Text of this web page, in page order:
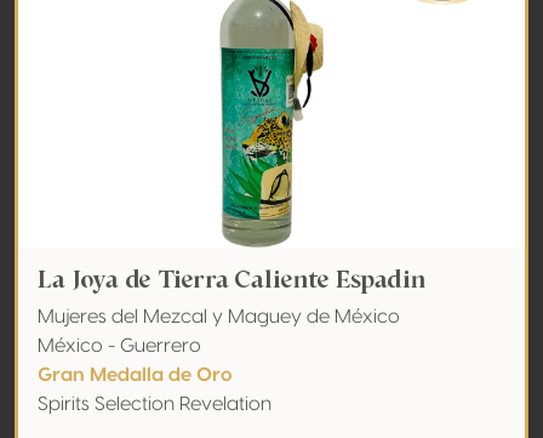
La Joya de Tierra Caliente Espadin
Mujeres del Mezcal y Maguey de México
México - Guerrero
Gran Medalla de Oro
Spirits Selection Revelation